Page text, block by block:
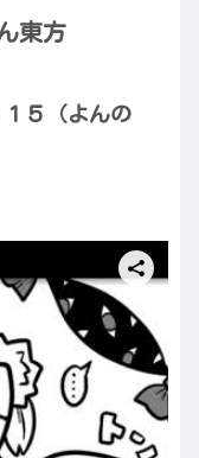
東方
５（よんの